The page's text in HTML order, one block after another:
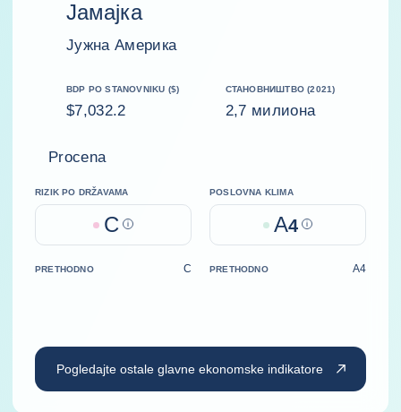
Јамајка
Јужна Америка
BDP PO STANOVNIKU ($)
$7,032.2
СТАНОВНИШТВО (2021)
2,7 милиона
Procena
RIZIK PO DRŽAVAMA
C Help
POSLOVNA KLIMA
A4 Help
PRETHODNO C PRETHODNO A4
Pogledajte ostale glavne ekonomske indikatore